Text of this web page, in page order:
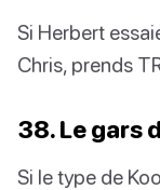
Si Herbert
Chris, prends
38. Le gars
Si le type de